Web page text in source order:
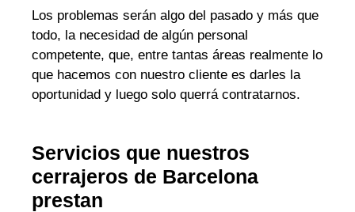
Los problemas serán algo del pasado y más que
todo, la necesidad de algún personal
competente, que, entre tantas áreas realmente lo
que hacemos con nuestro cliente es darles la
oportunidad y luego solo querrá contratarnos.
Servicios que nuestros
cerrajeros de Barcelona
prestan